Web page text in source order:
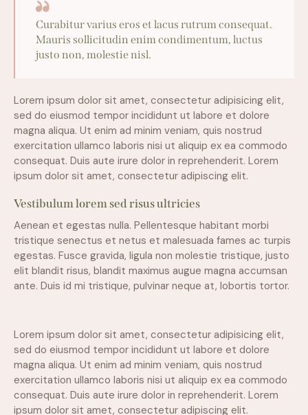
Curabitur varius eros et lacus rutrum consequat.
Mauris sollicitudin enim condimentum, luctus
justo non, molestie nisl.
Lorem ipsum dolor sit amet, consectetur adipisicing elit,
sed do eiusmod tempor incididunt ut labore et dolore
magna aliqua. Ut enim ad minim veniam, quis nostrud
exercitation ullamco laboris nisi ut aliquip ex ea commodo
consequat. Duis aute irure dolor in reprehenderit. Lorem
ipsum dolor sit amet, consectetur adipiscing elit.
Vestibulum lorem sed risus ultricies
Aenean et egestas nulla. Pellentesque habitant morbi
tristique senectus et netus et malesuada fames ac turpis
egestas. Fusce gravida, ligula non molestie tristique, justo
elit blandit risus, blandit maximus augue magna accumsan
ante. Duis id mi tristique, pulvinar neque at, lobortis tortor.
Lorem ipsum dolor sit amet, consectetur adipisicing elit,
sed do eiusmod tempor incididunt ut labore et dolore
magna aliqua. Ut enim ad minim veniam, quis nostrud
exercitation ullamco laboris nisi ut aliquip ex ea commodo
consequat. Duis aute irure dolor in reprehenderit. Lorem
ipsum dolor sit amet, consectetur adipiscing elit.